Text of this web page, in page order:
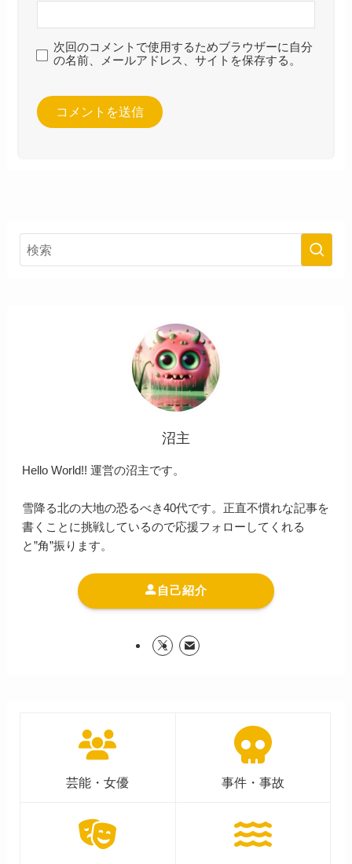
次回のコメントで使用するためブラウザーに自分
の名前、メールアドレス、サイトを保存する。
沼主
Hello World!! 運営の沼主です。
雪降る北の大地の恐るべき40代です。正直不慣れな記事を
書くことに挑戦しているので応援フォローしてくれる
と”角”振ります。
自己紹介
芸能・女優 事件・事故